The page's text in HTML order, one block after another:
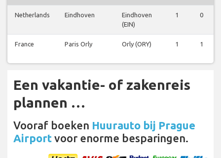
Netherlands Eindhoven
Eindhoven
(EIN)
1 0
France Paris Orly Orly (ORY) 1 1
Een vakantie- of zakenreis
plannen …
Vooraf boeken Huurauto bij Prague
Airport voor enorme besparingen.